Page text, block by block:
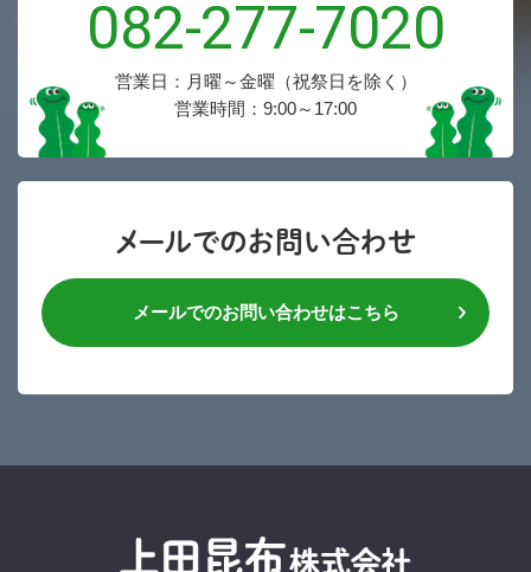
082-277-7020
営業日：月曜～金曜（祝祭日を除く）
営業時間：9:00～17:00
メールでのお問い合わせ
メールでのお問い合わせはこちら